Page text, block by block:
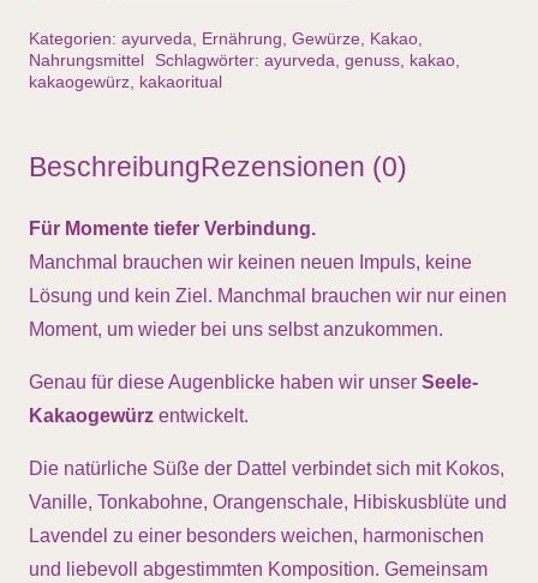
70gr
Menge
Kategorien: ayurveda Ernährung Gewürze Kakao
Nahrungsmittel
Schlagwörter: ayurveda genuss, kakao,
kakaogewürz kakaoritual
BeschreibungRezensionen (0)
Für Momente tiefer Verbindung.
Manchmal brauchen wir keinen neuen Impuls, keine
Lösung und kein Ziel. Manchmal brauchen wir nur einen
Moment, um wieder bei uns selbst anzukommen.
Genau für diese Augenblicke haben wir unser Seele-
Kakaogewürz entwickelt.
Die natürliche Süße der Dattel verbindet sich mit Kokos,
Vanille, Tonkabohne, Orangenschale, Hibiskusblüte und
Lavendel zu einer besonders weichen, harmonischen
und liebevoll abgestimmten Komposition. Gemeinsam